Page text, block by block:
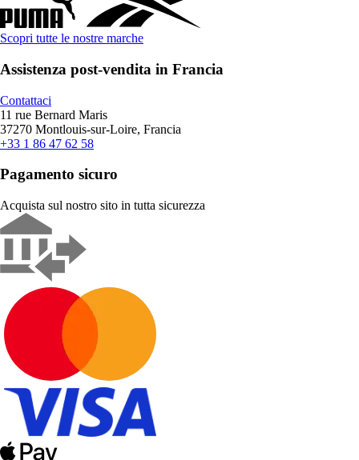
Scopri tutte le nostre marche
Assistenza post-vendita in Francia
Contattaci
11 rue Bernard Maris
37270 Montlouis-sur-Loire, Francia
+33 1 86 47 62 58
Pagamento sicuro
Acquista sul nostro sito in tutta sicurezza